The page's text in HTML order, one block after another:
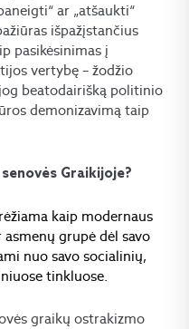
ar „atšaukti“
išpažįstančius
pasikėsinimas į
vertybę – žodžio
beatodairišką politinio
demonizavimą taip
Graikijoje?
kaip modernaus
grupė dėl savo
nuo savo socialinių,
tinkluose.
graikų ostrakizmo